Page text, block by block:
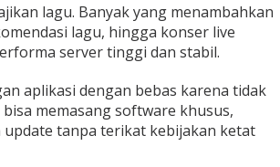
lagu. Banyak yang menambahkan
lagu, hingga konser live
server tinggi dan stabil.
aplikasi dengan bebas karena tidak
memasang software khusus,
tanpa terikat kebijakan ketat